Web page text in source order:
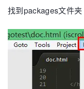
找到packages文件